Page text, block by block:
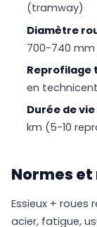
(tramway)
Diamètre
700-740
Reprofilage
en
Durée de
km (5-10
Normes
Essieux + roues
acier, fatigue,